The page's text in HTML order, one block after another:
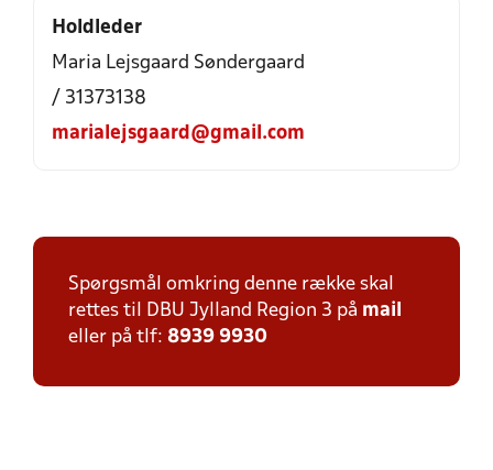
Holdleder
Maria Lejsgaard Søndergaard
/ 31373138
marialejsgaard@gmail.com
Spørgsmål omkring denne række skal
rettes til DBU Jylland Region 3 på mail
eller på tlf: 8939 9930